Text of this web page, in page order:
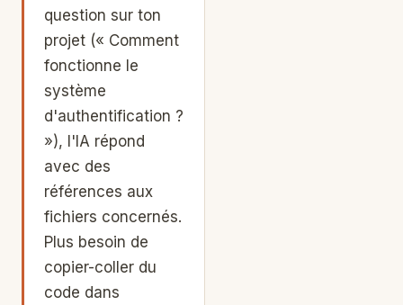
question sur ton
projet (« Comment
fonctionne le
système
d'authentification ?
»), l'IA répond
avec des
références aux
fichiers concernés.
Plus besoin de
copier-coller du
code dans